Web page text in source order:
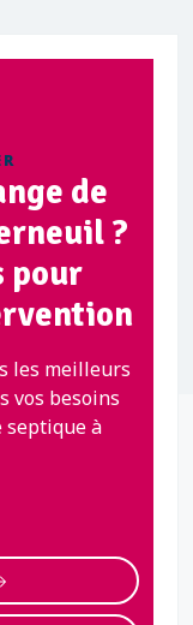
de
?
pour
les meilleurs
vos besoins
septique à